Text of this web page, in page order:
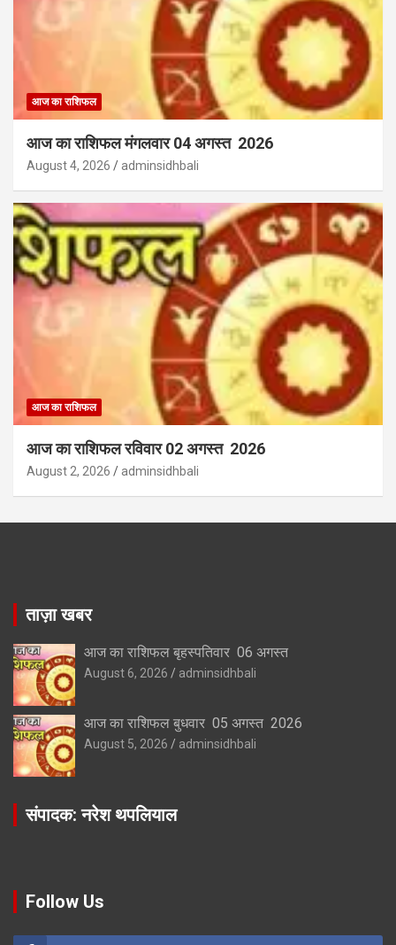
आज का राशिफल
आज का राशिफल मंगलवार 04 अगस्त 2026
August 4, 2026 adminsidhbali
आज का राशिफल
आज का राशिफल रविवार 02 अगस्त 2026
August 2, 2026 adminsidhbali
ताज़ा खबर
आज का राशिफल बृहस्पतिवार 06 अगस्त
August 6, 2026 adminsidhbali
आज का राशिफल बुधवार 05 अगस्त 2026
August 5, 2026 adminsidhbali
संपादक: नरेश थपलियाल
Follow Us